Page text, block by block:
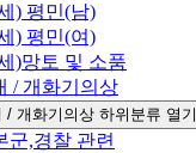
) 평민(남)
) 평민(여)
)망토 및 소품
/ 개화기의상
/ 개화기의상 하위분류 열기
군,경찰 관련